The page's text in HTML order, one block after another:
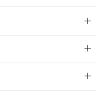
強フレームを設置。天板